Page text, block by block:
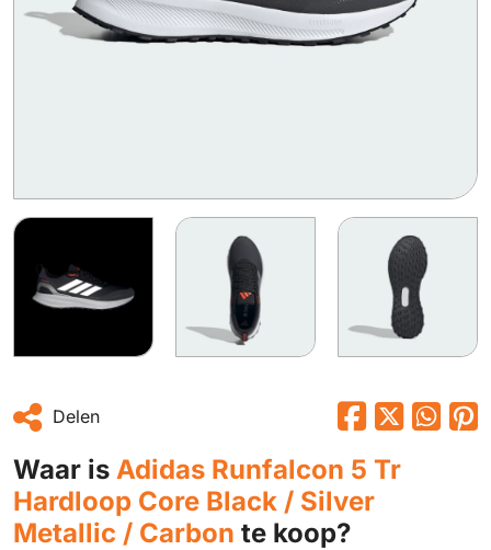
Delen
Waar is Adidas Runfalcon 5 Tr
Hardloop Core Black / Silver
Metallic / Carbon te koop?